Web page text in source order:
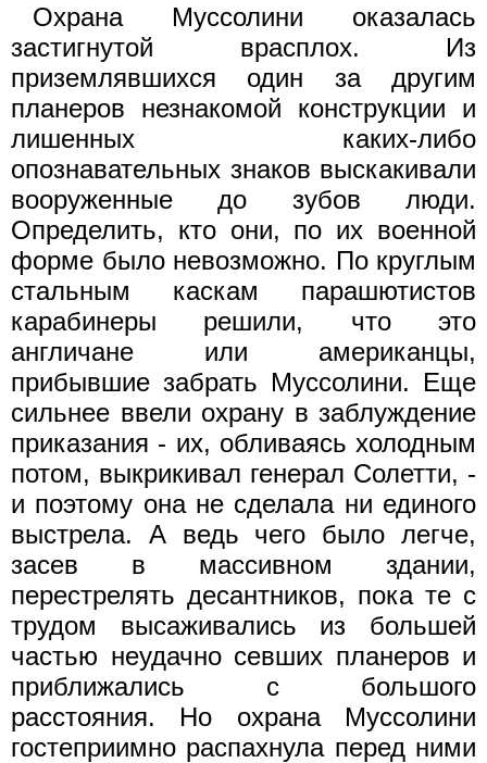
Охрана Муссолини оказалась
застигнутой врасплох. Из
приземлявшихся один за другим
планеров незнакомой конструкции и
лишенных каких-либо
опознавательных знаков выскакивали
вооруженные до зубов люди.
Определить, кто они, по их военной
форме было невозможно. По круглым
стальным каскам парашютистов
карабинеры решили, что это
англичане или американцы,
прибывшие забрать Муссолини. Еще
сильнее ввели охрану в заблуждение
приказания - их, обливаясь холодным
потом, выкрикивал генерал Солетти, -
и поэтому она не сделала ни единого
выстрела. А ведь чего было легче,
засев в массивном здании,
перестрелять десантников, пока те с
трудом высаживались из большей
частью неудачно севших планеров и
приближались с большого
расстояния. Но охрана Муссолини
гостеприимно распахнула перед ними